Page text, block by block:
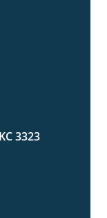
2:12
3323